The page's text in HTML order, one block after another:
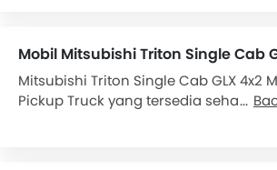
Mobil Mitsubishi Triton Single Cab
Mitsubishi Triton Single Cab GLX 4x2
Pickup Truck yang tersedia seharga